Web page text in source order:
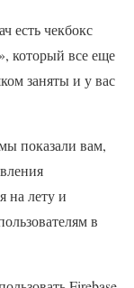
есть чекбокс
который все еще
заняты и у вас
показали вам,
на лету и
в